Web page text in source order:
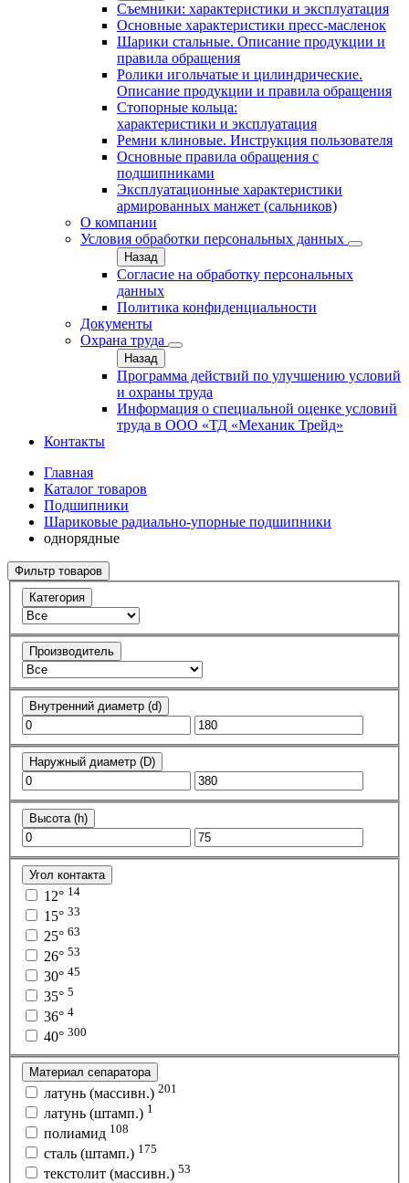
Съемники: характеристики и эксплуатация
Основные характеристики пресс‑масленок
Шарики стальные. Описание продукции и
правила обращения
Ролики игольчатые и цилиндрические.
Описание продукции и правила обращения
Стопорные кольца:
характеристики и эксплуатация
Ремни клиновые. Инструкция пользователя
Основные правила обращения с
подшипниками
Эксплуатационные характеристики
армированных манжет (сальников)
О компании
Условия обработки персональных данных
Назад
Согласие на обработку персональных
данных
Политика конфиденциальности
Документы
Охрана труда
Назад
Программа действий по улучшению условий
и охраны труда
Информация о специальной оценке условий
труда в ООО «ТД «Механик Трейд»
Контакты
Главная
Каталог товаров
Подшипники
Шариковые радиально-упорные подшипники
однорядные
Фильтр товаров
Категория
Производитель
Внутренний диаметр (d)
Наружный диаметр (D)
Высота (h)
Угол контакта
12° 14
15° 33
25° 63
26° 53
30° 45
35° 5
36° 4
40° 300
Материал сепаратора
латунь (массивн.) 201
латунь (штамп.) 1
полиамид 108
сталь (штамп.) 175
текстолит (массивн.) 53